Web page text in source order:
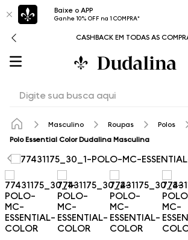
Baixe o APP
Ganhe 10% OFF na 1 COMPRA*
CASHBACK EM TODAS AS
Masculino Roupas
Polos
Polo Essential Color Dudalina Masculina